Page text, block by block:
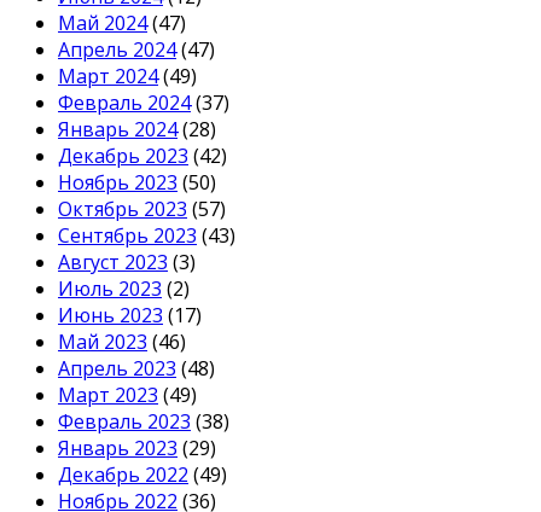
Май 2024(47)
Апрель 2024(47)
Март 2024(49)
Февраль 2024(37)
Январь 2024(28)
Декабрь 2023 (42)
Ноябрь 2023 (50)
Октябрь 2023 (57)
Сентябрь 2023 (43)
Август 2023 (3)
Июль 2023 (2)
Июнь 2023 (17)
Май 2023 (46)
Апрель 2023 (48)
Март 2023 (49)
Февраль 2023 (38)
Январь 2023 (29)
Декабрь 2022 (49)
Ноябрь 2022 (36)